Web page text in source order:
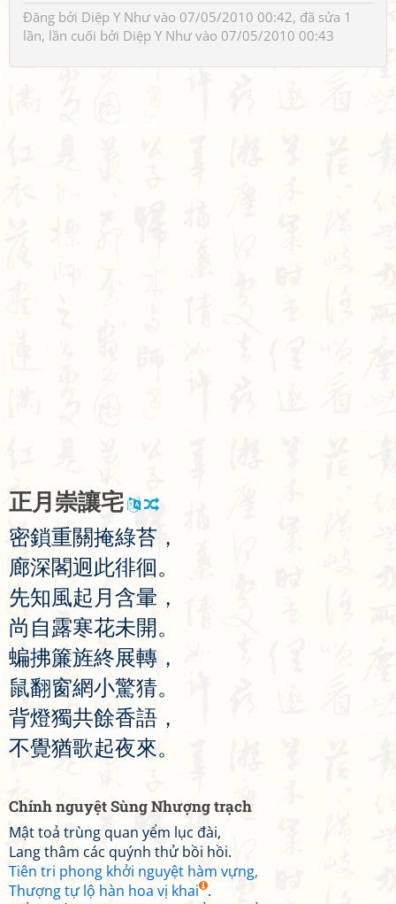
Đăng bởi Diệp Y Nhưvào 07/05/2010 00:42, đã sửa 1
lần, lần cuối bởi Diệp Y Nhưvào 07/05/2010 00:43
正月 崇讓宅
密鎖重關掩綠苔 ，
廊深閣迥此徘徊。
先知風起 月 含暈 ，
尚 自 露寒花未開。
蝙拂簾旌終展轉 ，
鼠翻窗網小驚猜。
背燈獨共餘香語 ，
不覺猶歌起夜來。
Chính nguyệt Sùng Nhượng trạch
Mật toả trùng quan yểm lục đài,
Lang thâm các quýnh thử bồi hồi.
Tiên tri phong khởi nguyệt hàm vựng,
Thượng tự lộ hàn hoa vị khai .